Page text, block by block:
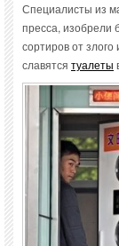
Специалисты из
пресса, изобрели
сортиров от
славятся туалеты